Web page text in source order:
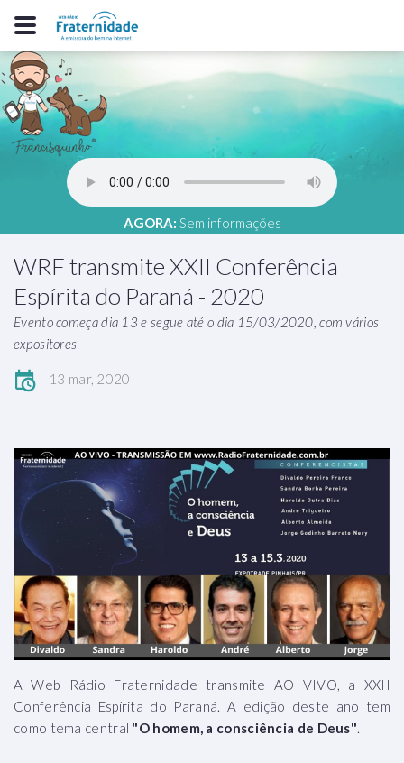
AGORA: Sem informações
WRF transmite XXII Conferência
Espírita do Paraná - 2020
Evento começa dia 13 e segue até o dia 15/03/2020, com vários
expositores
13 mar, 2020
A Web Rádio Fraternidade transmite AO VIVO, a XXII
Conferência Espírita do Paraná. A edição deste ano tem
como tema central "O homem, a consciência de Deus".